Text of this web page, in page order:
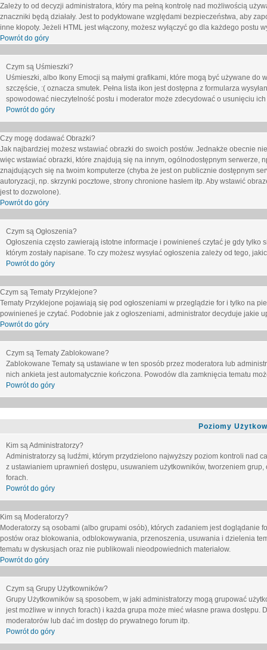
Zależy to od decyzji administratora, który ma pełną kontrolę nad możliwością
znaczniki będą działały. Jest to podyktowane względami bezpieczeństwa, aby
inne kłopoty. Jeżeli HTML jest włączony, możesz wyłączyć go dla każdego
Powrót do góry
Czym są Uśmieszki?
Uśmieszki, albo Ikony Emocji są małymi grafikami, które mogą być używane
szczęście, :( oznacza smutek. Pełna lista ikon jest dostępna z formularza
spowodować nieczytelność postu i moderator może zdecydować o usunięciu ich
Powrót do góry
Czy mogę dodawać Obrazki?
Jak najbardziej możesz wstawiać obrazki do swoich postów. Jednakże obecnie
więc wstawiać obrazki, które znajdują się na innym, ogólnodostępnym serwerze,
znajdujących się na twoim komputerze (chyba że jest on publicznie dostępnym
autoryzacji, np. skrzynki pocztowe, strony chronione hasłem itp. Aby wstawić
jest to dozwolone).
Powrót do góry
Czym są Ogłoszenia?
Ogłoszenia często zawierają istotne informacje i powinieneś czytać je gdy
którym zostały napisane. To czy możesz wysyłać ogłoszenia zależy od tego,
Powrót do góry
Czym są Tematy Przyklejone?
Tematy Przyklejone pojawiają się pod ogłoszeniami w przeglądzie for i tylko na
powinieneś je czytać. Podobnie jak z ogłoszeniami, administrator decyduje
Powrót do góry
Czym są Tematy Zablokowane?
Zablokowane Tematy są ustawiane w ten sposób przez moderatora lub
nich ankieta jest automatycznie kończona. Powodów dla zamknięcia tematu
Powrót do góry
Poziomy
Kim są Administratorzy?
Administratorzy są ludźmi, którym przydzielono najwyższy poziom kontroli nad
z ustawianiem uprawnień dostępu, usuwaniem użytkowników, tworzeniem
forach.
Powrót do góry
Kim są Moderatorzy?
Moderatorzy są osobami (albo grupami osób), których zadaniem jest
postów oraz blokowania, odblokowywania, przenoszenia, usuwania i dzielenia
tematu w dyskusjach oraz nie publikowali nieodpowiednich materiałow.
Powrót do góry
Czym są Grupy Użytkowników?
Grupy Użytkowników są sposobem, w jaki administratorzy mogą grupować
jest możliwe w innych forach) i każda grupa może mieć własne prawa
moderatorów lub dać im dostęp do prywatnego forum itp.
Powrót do góry